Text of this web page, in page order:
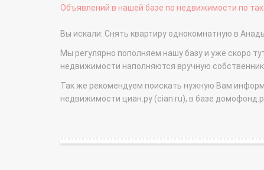
Объявлений в нашей базе по недвижимости по
Вы искали: Снять квартиру однокомнатную в
Мы регулярно пополняем нашу базу и уже скоро
недвижимости наполняются вручную
Так же рекомендуем поискать нужную Вам
недвижимости циан.ру (cian.ru), в базе